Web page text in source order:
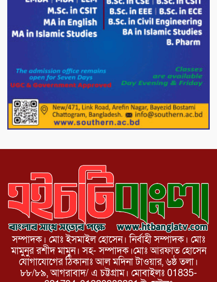
সাথে এইচটি বাংলা অনলাইন পোর্টাল ও আইপি
টিভির সম্পাদক মোঃ ইসমাইল হোসেনের
সৌজন্য সাক্ষাৎ।
পাটগ্রামে জুলাই অভ্যুত্থান দিবস উপলক্ষে
পোরশায় গণঅভ্যুত্থান দিবসে শহিদ ও জুলাই
১১ দলীয় ঐক্য পোরশা উপজেলা শাখার
সম্পাদক। মোঃ ইসমাইল হোসেন। নির্বাহী সম্পাদক। মোঃ
মামুনুর রশীদ মামুন। সহ- সম্পাদক।মোঃ আরফাত হোসেন
যোগাযোগের ঠিকানাঃ আল মদিনা টাওয়ার, ৬ষ্ঠ তলা।
৮৮/৮৯, আগরাবাদ/ এ চট্টগ্রাম। মোবাইলঃ 01835-